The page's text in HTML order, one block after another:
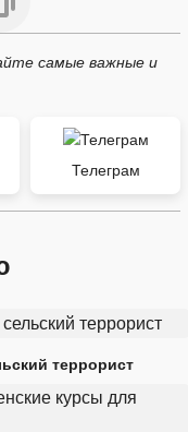
самые важные и
Телеграм
террорист